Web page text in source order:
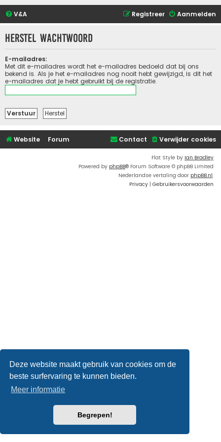
Deze website maakt gebruik van cookies om de
beste surfervaring te kunnen bieden.
Meer informatie
Begrepen!
V&A Aanmelden
Registreer
Herstel wachtwoord
E-mailadres:
Met dit e-mailadres wordt het e-mailadres bedoeld dat bij ons
bekend is. Als je het e-mailadres nog nooit hebt gewijzigd, is dit het
e-mailadres dat je hebt gebruikt bij de registratie.
Website Forum Verwijder cookies
Contact
Flat Style by Ian Bradley
Powered by phpBB® Forum Software © phpBB Limited
Nederlandse vertaling door phpBB.nl.
Privacy | Gebruikersvoorwaarden